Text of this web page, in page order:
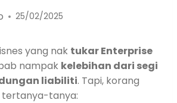
25/02/2025
yang nak tukar Enterprise
nampak kelebihan dari segi
liabiliti. Tapi, korang
tertanya-tanya: